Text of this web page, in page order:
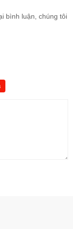
bình luận, chúng tôi